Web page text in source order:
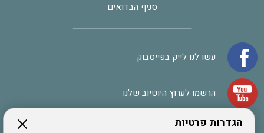
הגדרות פרטיות
סניף הבדואים
עשו לנו לייק בפייסבוק
הרשמו לערוץ היוטיוב שלנו